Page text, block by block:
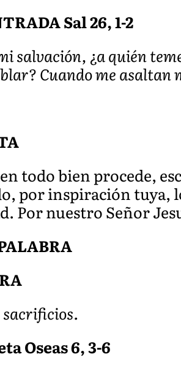
Sal 26, 1-2
salvación, ¿a quién
Cuando me asaltan
todo bien procede,
por inspiración tuya,
Por nuestro Señor
sacrificios.
Oseas 6, 3-6